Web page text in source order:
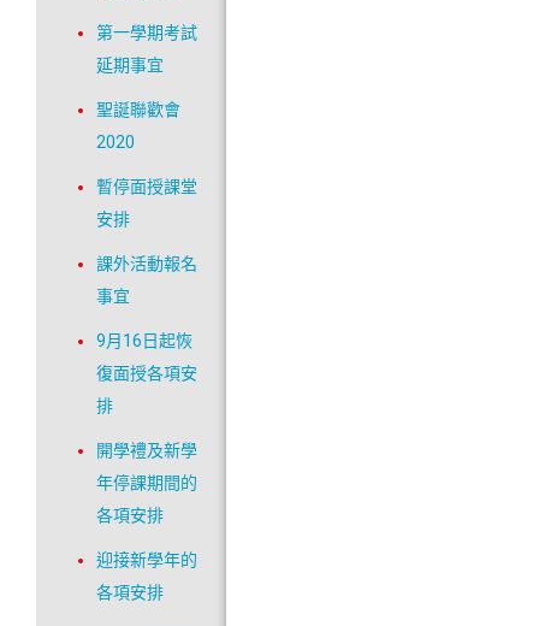
第一學期考試
延期事宜
聖誕聯歡會
2020
暫停面授課堂
安排
課外活動報名
事宜
9月16日起恢
復面授各項安
排
開學禮及新學
年停課期間的
各項安排
迎接新學年的
各項安排